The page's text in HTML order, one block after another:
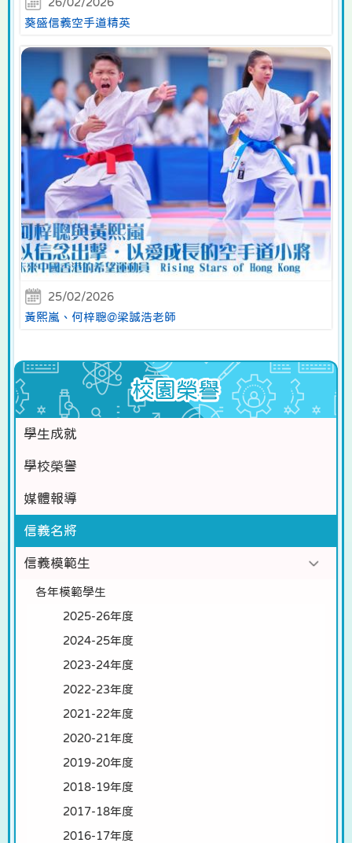
葵盛信義空手道精英
25/02/2026
黃熙嵐、何梓聰@梁誠浩老師
校園榮譽
學生成就
學校榮譽
媒體報導
信義名將
信義模範生
各年模範學生
2025-26年度
2024-25年度
2023-24年度
2022-23年度
2021-22年度
2020-21年度
2019-20年度
2018-19年度
2017-18年度
2016-17年度